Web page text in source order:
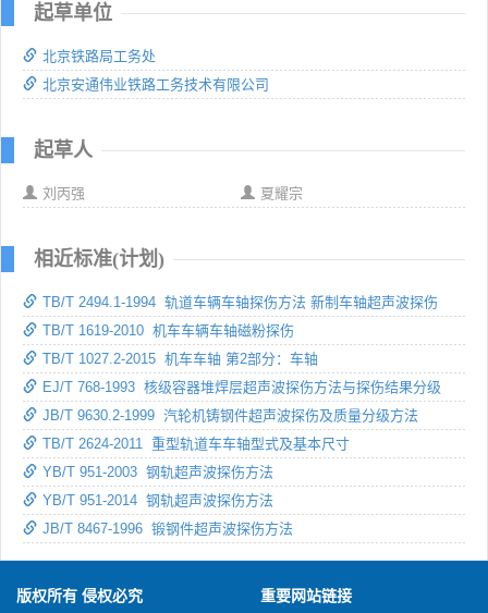
起草单位
北京铁路局工务处
北京安通伟业铁路工务技术有限公司
起草人
刘丙强 夏耀宗
相近标准(计划)
TB/T 2494.1-1994 轨道车辆车轴探伤方法 新制车轴超声波探伤
TB/T 1619-2010 机车车辆车轴磁粉探伤
TB/T 1027.2-2015 机车车轴 第2部分：车轴
EJ/T 768-1993 核级容器堆焊层超声波探伤方法与探伤结果分级
JB/T 9630.2-1999 汽轮机铸钢件超声波探伤及质量分级方法
TB/T 2624-2011 重型轨道车车轴型式及基本尺寸
YB/T 951-2003 钢轨超声波探伤方法
YB/T 951-2014 钢轨超声波探伤方法
JB/T 8467-1996 锻钢件超声波探伤方法
版权所有 侵权必究 重要网站链接